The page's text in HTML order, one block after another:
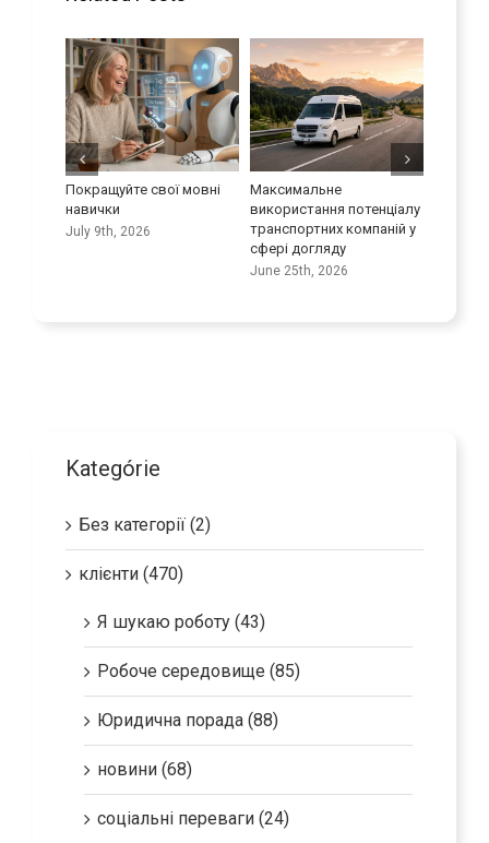
Максимальне
використання потенціалу
транспортних компаній у
Нова ера в освіті
доглядачів
June 18th, 2026
Kategórie
Без категорії (2)
клієнти (470)
Я шукаю роботу (43)
Робоче середовище (85)
Юридична порада (88)
новини (68)
соціальні переваги (24)